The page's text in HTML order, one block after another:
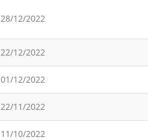
28/12/2022
22/12/2022
01/12/2022
22/11/2022
11/10/2022